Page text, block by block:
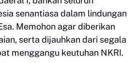
senantiasa dalam lindungan
Memohon agar diberikan
serta dijauhkan dari segala
menggangu keutuhan NKRI.